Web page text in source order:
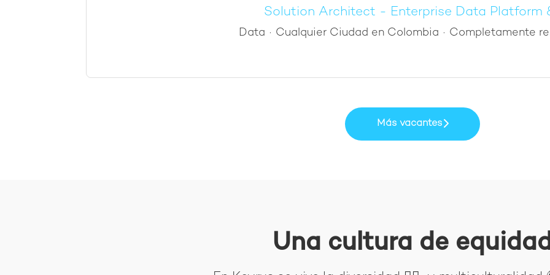
Solution Architect - Enterprise Data Platform
Data · Cualquier Ciudad en Colombia · Completamente
Más vacantes
Una cultura de